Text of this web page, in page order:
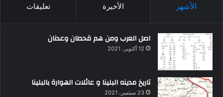
الأشهر الأخيرة تعليقات
اصل العرب ومن هم قحطان وعدنان
12 أكتوبر، 2021
تاريخ مدينه البلينا و عائلات الهوارة بالبلينا
23 سبتمبر، 2021